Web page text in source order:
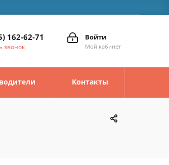
Войти
Мой кабинет
162-62-71
звонок
Контакты